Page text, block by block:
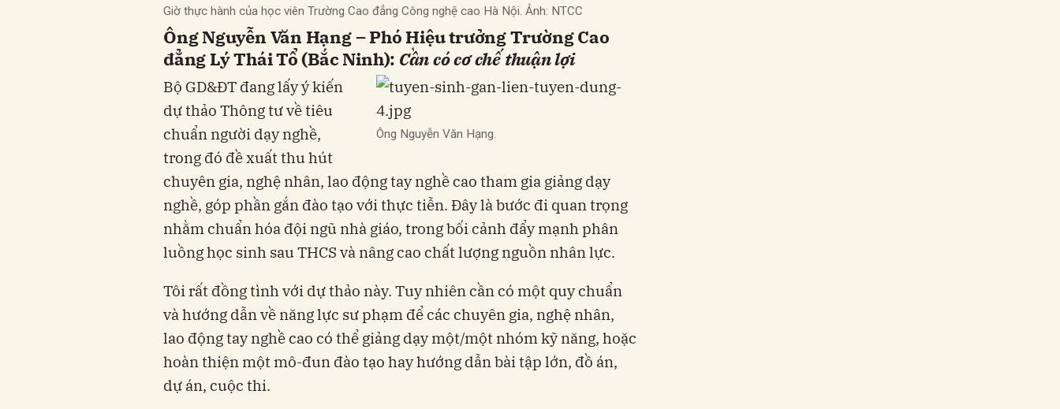
Giờ thực hành của học viên Trường Cao đẳng Công nghệ cao Hà Nội. Ảnh: NTCC
Ông Nguyễn Văn Hạng – Phó Hiệu trưởng Trường Cao
đẳng Lý Thái Tổ (Bắc Ninh): Cần có cơ chế thuận lợi
Ông Nguyễn Văn Hạng.
Bộ GD&ĐT đang lấy ý kiến
dự thảo Thông tư về tiêu
chuẩn người dạy nghề,
trong đó đề xuất thu hút
chuyên gia, nghệ nhân, lao động tay nghề cao tham gia giảng dạy
nghề, góp phần gắn đào tạo với thực tiễn. Đây là bước đi quan trọng
nhằm chuẩn hóa đội ngũ nhà giáo, trong bối cảnh đẩy mạnh phân
luồng học sinh sau THCS và nâng cao chất lượng nguồn nhân lực.
Tôi rất đồng tình với dự thảo này. Tuy nhiên cần có một quy chuẩn
và hướng dẫn về năng lực sư phạm để các chuyên gia, nghệ nhân,
lao động tay nghề cao có thể giảng dạy một/một nhóm kỹ năng, hoặc
hoàn thiện một mô-đun đào tạo hay hướng dẫn bài tập lớn, đồ án,
dự án, cuộc thi.